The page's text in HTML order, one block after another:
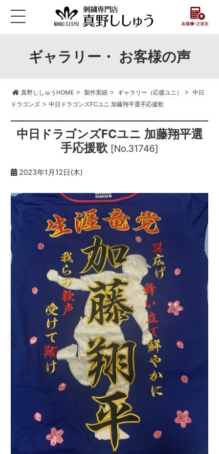
ギャラリー・ お客様の声
真野ししゅうHOME> 製作実績> ギャラリー（応援ユニ） > 中日
ドラゴンズ >中日ドラゴンズFCユニ 加藤翔平選手応援歌
中日ドラゴンズFCユニ 加藤翔平選
手応援歌 [No.31746]
2023年1月12日(木)